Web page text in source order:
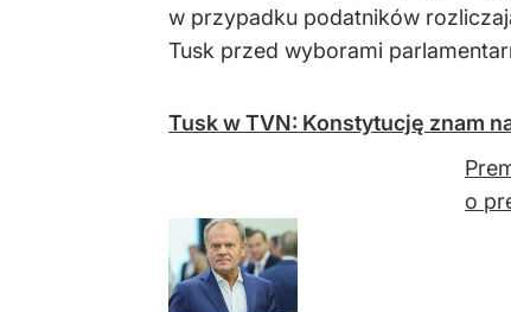
w przypadku podatników
Tusk przed wyborami
Tusk w TVN: Konstytucję znam
o